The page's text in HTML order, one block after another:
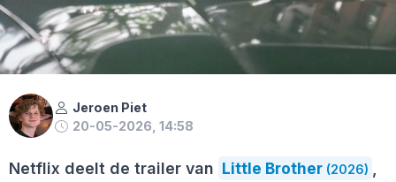
Jeroen Piet
20-05-2026, 14:58
Netflix deelt de trailer van Little Brother (2026) ,